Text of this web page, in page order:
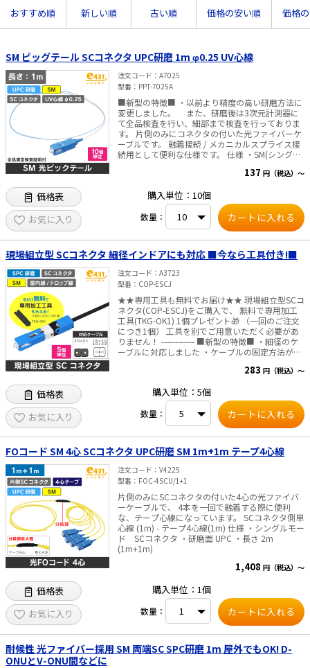
ネットワーク機器
太陽光発電ケーブル・コネクタ・関連資
材/機器
電源ケーブル／コネクタ／分電盤／ブレ
ーカ
電源タップ・延長コード
スイッチ・コンセント（配線器具）
PF管/FEP管/CD管/情報線保護管
ボックス・ビニル電線管付属品・引き込
みカバー
工具関連
EV充電設備工事関連
感染症関連
その他
e431オリジナル
販売終了品
照明設置工事
ホテル・病院向け
おすすめ順 新しい順 古い順 価格の安い順 価格
SM ピッグテール SCコネクタ UPC研磨 1m φ0.25 UV心線
注文コード
A7025
型番
PPT-7025A
■新型の特徴■ ・以前より精度の高い研磨方法に
変更しました。 また、研磨後は3次元計測器に
て全品検査を行い、細部まで検査を行っておりま
す。 片側のみにコネクタの付いた光ファイバーケ
ーブルです。 融着接続 / メカニカルスプライス接
続用として便利な仕様です。 仕様 ・SM(シングル
単位は10個単位となります) ※商品のこだわり 出
荷前の測定で「挿入損失」「リターンロス」の結
果を全商品 パッケージに記載し、目で性能をご確
認頂けるようにいたしました。
137 円（税込）～
価格表
お気に入り
購入単位：10個
数量：
現場組立型 SCコネクタ 細径インドアにも対応 ■今なら工具付き!■
注文コード
A3723
型番
COP-ESCJ
★★専用工具も無料でお届け★★ 現場組立型SCコ
ネクタ(COP-ESCJ)をご購入で、 無料で専用加工
工具(TKG-OK1) 1個プレゼント🎁 （一回のご注文
につき1個） 工具を別でご用意いただく必要があ
りません！ ------------ ■新型の特徴■ ・細径のケ
ーブルに対応しました ・ケーブルの固定方法が変
現場でかんたん取付が可能な、SCコネクターで
持して加工します。 (UV心線に直接接続するコネ
クタではありません) 仕様 ・研磨面 SPC ・減衰量
0.5dB以下 ・反射減衰量 40dB以上 内容物 ・本体
1個 ・ケーブルホルダー1個(ケーブルが動かな
い様に固定する為のパーツ) ケーブルホルダー
は単体でもご購入いただけます。→こちらから
COP-ESCJ用 単品パーツ ケーブルホルダー ・不織
布1枚(ストリッパーにて外被を取った後、ケーブ
ルを拭取る為の布) ■■■■ ご注意 ■■■■ ・同
商品の組立加工に際して、別途ホルダー工具が必
要となります。 →こちらから 現場組立型 SCコ
ネクタ 専用工具 (ストリッパー兼カッターホルダ
ー 外把持用) ・対応外皮径 2×3.1mm、
2×2mm、2×1.6mm
283 円（税込）～
価格表
お気に入り
購入単位：5個
数量：
FOコード SM 4心 SCコネクタ UPC研磨 SM 1m+1m テープ4心線
注文コード
V4225
型番
FOC-4SCU/1+1
片側のみにSCコネクタの付いた4心の光ファイバ
ーケーブルで、 4本を一回で融着する際に便利
な、テープ心線になっています。 SCコネクタ側単
心線 (1m) - テープ4心線(1m) 仕様 ・シングルモー
ド SCコネクタ ・研磨面 UPC ・長さ 2m
(1m+1m)
1,408 円（税込）～
価格表
お気に入り
購入単位：1個
数量：
耐候性 光ファイバー採用 SM 両端SC SPC研磨 1m 屋外でもOK! D-
ONUとV-ONU間などに